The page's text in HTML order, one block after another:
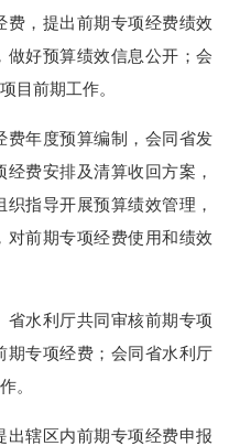
，提出前期专项经费绩效
做好预算绩效信息公开；会
目前期工作。
费年度预算编制，会同省发
经费安排及清算收回方案，
指导开展预算绩效管理，
前期专项经费使用和绩效
省水利厅共同审核前期专项
期专项经费；会同省水利厅
。
出辖区内前期专项经费申报